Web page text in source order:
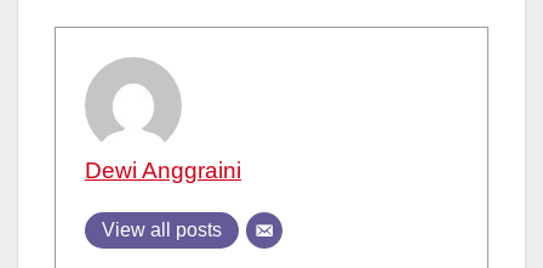
Dewi Anggraini
View all posts